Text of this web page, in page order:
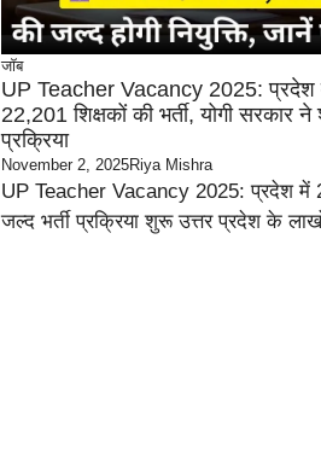
जॉब
UP Teacher Vacancy 2025: प्रदेश
22,201 शिक्षकों की भर्ती, योगी सरकार
प्रक्रिया
November 2, 2025Riya Mishra
UP Teacher Vacancy 2025: प्रदेश में
जल्द भर्ती प्रक्रिया शुरू उत्तर प्रदेश के